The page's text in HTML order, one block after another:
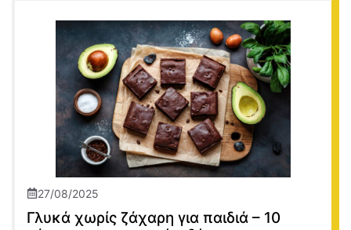
27/08/2025
Γλυκά χωρίς ζάχαρη για παιδιά – 10